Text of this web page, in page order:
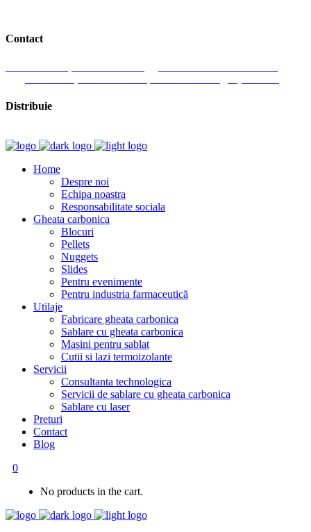
Contact
Distribuie
Home
Despre noi
Echipa noastra
Responsabilitate sociala
Gheata carbonica
Blocuri
Pellets
Nuggets
Slides
Pentru evenimente
Pentru industria farmaceutică
Utilaje
Fabricare gheata carbonica
Sablare cu gheata carbonica
Masini pentru sablat
Cutii si lazi termoizolante
Servicii
Consultanta technologica
Servicii de sablare cu gheata carbonica
Sablare cu laser
Preturi
Contact
Blog
0
No products in the cart.